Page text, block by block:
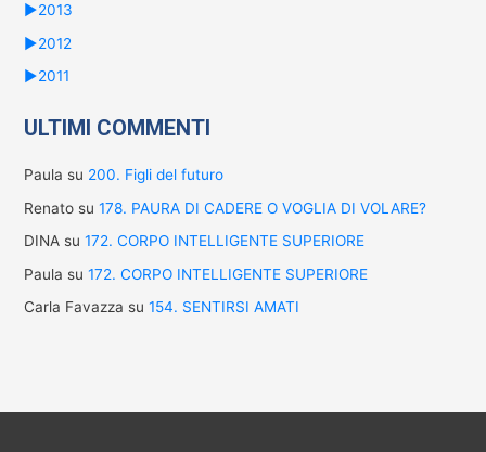
►2013
►2012
►2011
ULTIMI COMMENTI
Paula su 200. Figli del futuro
Renatosu 178. PAURA DI CADERE O VOGLIA DI VOLARE?
DINAsu 172. CORPO INTELLIGENTE SUPERIORE
Paula su 172. CORPO INTELLIGENTE SUPERIORE
Carla Favazza su 154. SENTIRSI AMATI